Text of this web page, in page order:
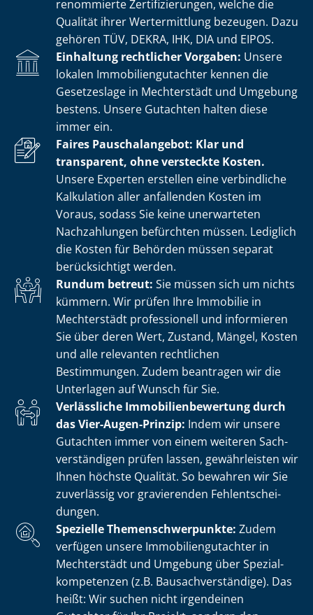
renommierte Zer­ti­fi­zie­run­gen, welche die
Qualität ihrer Wertermittlung bezeugen. Dazu
gehören TÜV, DEKRA, IHK, DIA und EIPOS.
Einhaltung rechtlicher Vorgaben: Unsere
lokalen Im­mo­bi­li­en­gut­ach­ter kennen die
Gesetzeslage in Mechterstädt und Umgebung
bestens. Unsere Gutachten halten diese
immer ein.
Faires Pauschalangebot: Klar und
transparent, ohne versteckte Kosten.
Unsere Experten erstellen eine verbindliche
Kalkulation aller anfallenden Kosten im
Voraus, sodass Sie keine unerwarteten
Nachzahlungen befürchten müssen. Lediglich
die Kosten für Behörden müssen separat
berücksichtigt werden.
Rundum betreut: Sie müssen sich um nichts
kümmern. Wir prüfen Ihre Immobilie in
Mechterstädt professionell und informieren
Sie über deren Wert, Zustand, Mängel, Kosten
und alle relevanten rechtlichen
Bestimmungen. Zudem beantragen wir die
Unterlagen auf Wunsch für Sie.
Verlässliche Im­mo­bi­li­en­be­wer­tung durch
das Vier-Augen-Prinzip: Indem wir unsere
Gutachten immer von einem weiteren Sach­
ver­stän­di­gen prüfen lassen, gewährleisten wir
Ihnen höchste Qualität. So bewahren wir Sie
zuverlässig vor gravierenden Fehl­ent­schei­
dun­gen.
Spezielle The­men­schwer­punk­te: Zudem
verfügen unsere Im­mo­bi­li­en­gut­ach­ter in
Mechterstädt und Umgebung über Spe­zi­al­
kom­pe­ten­zen (z.B. Bau­sach­ver­stän­di­ge). Das
heißt: Wir suchen nicht irgendeinen